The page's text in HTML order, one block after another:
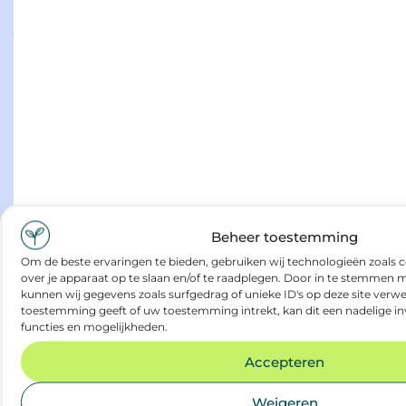
Beheer toestemming
Om de beste ervaringen te bieden, gebruiken wij technologieën zoals
over je apparaat op te slaan en/of te raadplegen. Door in te stemmen
kunnen wij gegevens zoals surfgedrag of unieke ID's op deze site
toestemming geeft of uw toestemming intrekt, kan dit een nadelige
functies en mogelijkheden.
Accepteren
Weigeren
inzetbaar?
mei
2026
duurzaam nieuws
hoe
recruitment